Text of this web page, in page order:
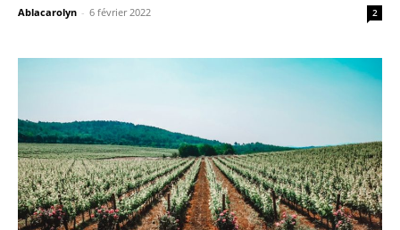
Ablacarolyn - 6 février 2022 2